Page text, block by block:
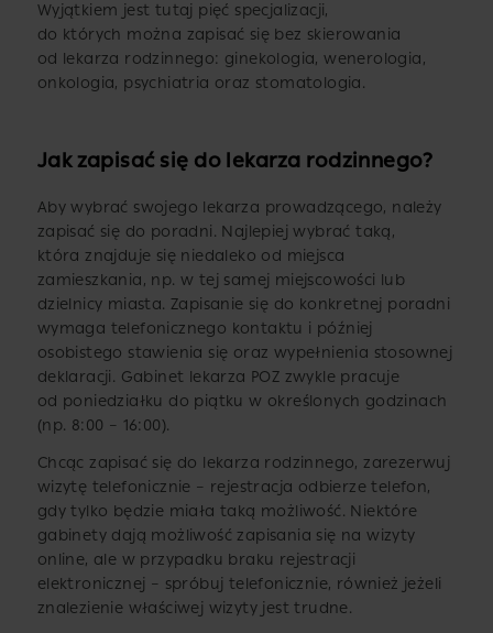
Wyjątkiem jest tutaj pięć specjalizacji,
do których można zapisać się bez skierowania
od lekarza rodzinnego: ginekologia, wenerologia,
onkologia, psychiatria oraz stomatologia.
Jak zapisać się do lekarza rodzinnego?
Aby wybrać swojego lekarza prowadzącego, należy
zapisać się do poradni. Najlepiej wybrać taką,
która znajduje się niedaleko od miejsca
zamieszkania, np. w tej samej miejscowości lub
dzielnicy miasta. Zapisanie się do konkretnej poradni
wymaga telefonicznego kontaktu i później
osobistego stawienia się oraz wypełnienia stosownej
deklaracji. Gabinet lekarza POZ zwykle pracuje
od poniedziałku do piątku w określonych godzinach
(np. 8:00 – 16:00).
Chcąc zapisać się do lekarza rodzinnego, zarezerwuj
wizytę telefonicznie – rejestracja odbierze telefon,
gdy tylko będzie miała taką możliwość. Niektóre
gabinety dają możliwość zapisania się na wizyty
online, ale w przypadku braku rejestracji
elektronicznej – spróbuj telefonicznie, również jeżeli
znalezienie właściwej wizyty jest trudne.